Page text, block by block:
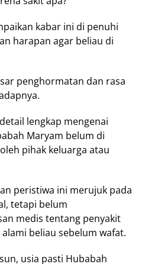
kabar ini di penuhi
harapan agar beliau di
penghormatan dan rasa
lengkap mengenai
Maryam belum di
pihak keluarga atau
peristiwa ini merujuk pada
tetapi belum
medis tentang penyakit
beliau sebelum wafat.
usia pasti Hubabah